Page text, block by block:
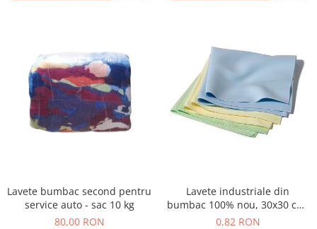
Lavete bumbac second pentru
service auto - sac 10 kg
80,00 RON
Lavete industriale din
bumbac 100% nou, 30x30 cm,
100 buc/set
0,82 RON